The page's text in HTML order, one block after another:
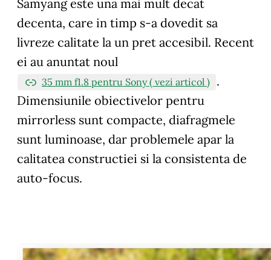
Samyang este una mai mult decat
decenta, care in timp s-a dovedit sa
livreze calitate la un pret accesibil. Recent
ei au anuntat noul
35 mm f1.8 pentru Sony ( vezi articol ) .
Dimensiunile obiectivelor pentru
mirrorless sunt compacte, diafragmele
sunt luminoase, dar problemele apar la
calitatea constructiei si la consistenta de
auto-focus.